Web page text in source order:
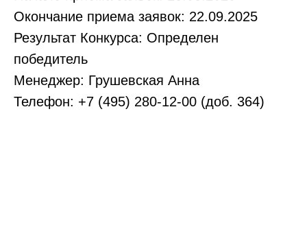
Окончание приема заявок: 22.09.2025
Результат Конкурса: Определен
победитель
Менеджер: Грушевская Анна
Телефон: +7 (495) 280-12-00 (доб. 364)